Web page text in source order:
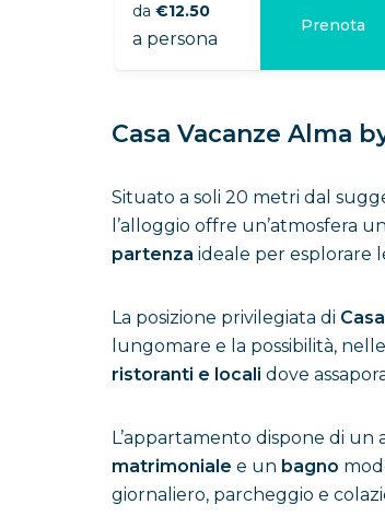
da €12.50
a persona
Prenota
Casa Vacanze Alma
Situato a soli 20 metri dal
l’alloggio offre un’atmosfera
partenza ideale per esplorare
La posizione privilegiata di
lungomare e la possibilità,
ristoranti e locali dove
L’appartamento dispone di un
matrimoniale e un bagno
giornaliero, parcheggio e